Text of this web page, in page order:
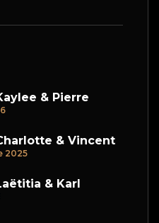
& Pierre
& Vincent
2025
& Karl